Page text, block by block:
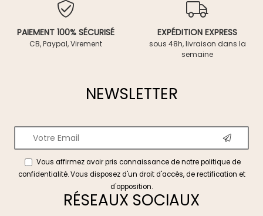
PAIEMENT 100% SÉCURISÉ
CB, Paypal, Virement
EXPÉDITION EXPRESS
sous 48h, livraison dans la
semaine
NEWSLETTER
Vous affirmez avoir pris connaissance de notrepolitique de
confidentialité. Vous disposez d'un droit d'accès, de rectification et
d'opposition.
RÉSEAUX SOCIAUX